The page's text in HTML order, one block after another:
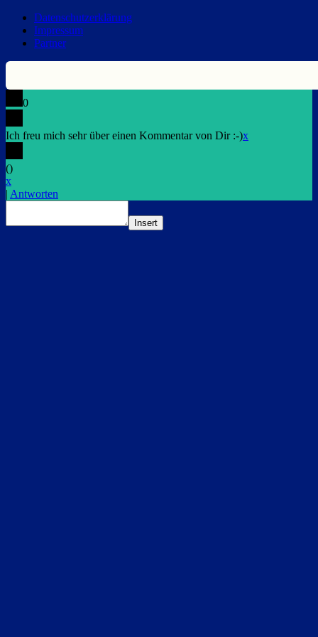
Datenschutzerklärung
Impressum
Partner
0
Ich freu mich sehr über einen Kommentar von Dir :-)x
()
x
| Antworten
Insert